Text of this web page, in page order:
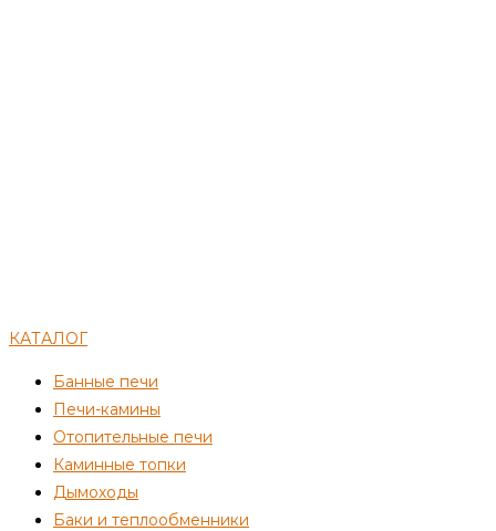
КАТАЛОГ
Банные печи
Печи-камины
Отопительные печи
Каминные топки
Дымоходы
Баки и теплообменники